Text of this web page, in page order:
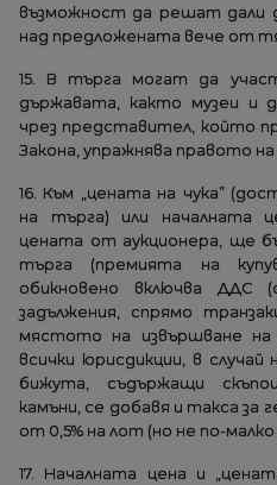
възможност да решат дали
над предложената вече от
15. В търга могат да
държавата, както музеи и
чрез представител, който
Закона, упражнява правото
16. Към „цената на чука”
на търга) или началната
цената от аукционера, ще
търга (премията на
обикновено включва ДДС
задължения, спрямо
мястото на извършване
всички юрисдикции, в
бижута, съдържащи
камъни, се добавя и такса за
от 0,5% на лот (но не по-
17. Началната цена и